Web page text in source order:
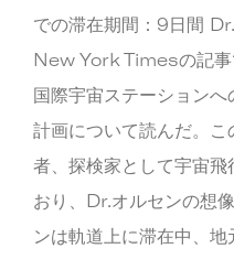
での滞在期間：9日間
New York Timesの記
国際宇宙ステーション
計画について読んだ。
者、探検家として宇宙
おり、Dr.オルセンの想
ンは軌道上に滞在中、